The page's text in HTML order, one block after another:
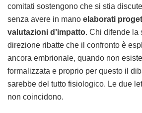
comitati sostengono che si stia
senza avere in mano elaborati
valutazioni d’impatto. Chi difende la
direzione ribatte che il confronto è
ancora embrionale, quando non
formalizzata e proprio per questo il
sarebbe del tutto fisiologico. Le due
non coincidono.